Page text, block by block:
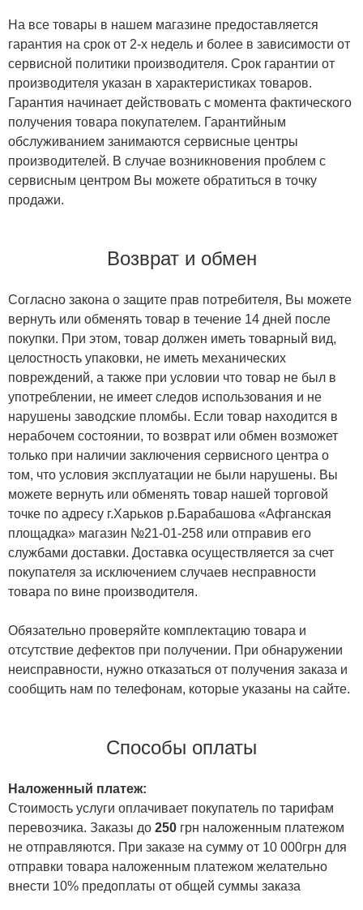
На все товары в нашем магазине предоставляется
гарантия на срок от 2-х недель и более в зависимости от
сервисной политики производителя. Срок гарантии от
производителя указан в характеристиках товаров.
Гарантия начинает действовать с момента фактического
получения товара покупателем. Гарантийным
обслуживанием занимаются сервисные центры
производителей. В случае возникновения проблем с
сервисным центром Вы можете обратиться в точку
продажи.
Возврат и обмен
Согласно закона о защите прав потребителя, Вы можете
вернуть или обменять товар в течение 14 дней после
покупки. При этом, товар должен иметь товарный вид,
целостность упаковки, не иметь механических
повреждений, а также при условии что товар не был в
употреблении, не имеет следов использования и не
нарушены заводские пломбы. Если товар находится в
нерабочем состоянии, то возврат или обмен возможет
только при наличии заключения сервисного центра о
том, что условия эксплуатации не были нарушены. Вы
можете вернуть или обменять товар нашей торговой
точке по адресу г.Харьков р.Барабашова «Афганская
площадка» магазин №21-01-258 или отправив его
службами доставки. Доставка осуществляется за счет
покупателя за исключением случаев несправности
товара по вине производителя.
Обязательно проверяйте комплектацию товара и
отсутствие дефектов при получении. При обнаружении
неисправности, нужно отказаться от получения заказа и
сообщить нам по телефонам, которые указаны на сайте.
Способы оплаты
Наложенный платеж:
Стоимость услуги оплачивает покупатель по тарифам
перевозчика. Заказы до 250 грн наложенным платежом
не отправляются. При заказе на сумму от 10 000грн для
отправки товара наложенным платежом желательно
внести 10% предоплаты от общей суммы заказа